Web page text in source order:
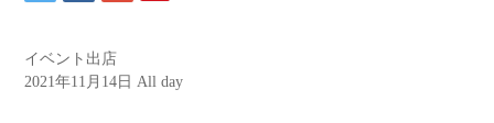
イベント出店
2021年11月14日 All day